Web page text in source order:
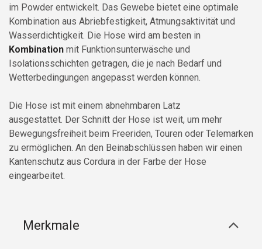
im Powder entwickelt. Das Gewebe bietet eine optimale
Kombination aus Abriebfestigkeit, Atmungsaktivität und
Wasserdichtigkeit. Die Hose wird am besten in
Kombination mit Funktionsunterwäsche und
Isolationsschichten getragen, die je nach Bedarf und
Wetterbedingungen angepasst werden können.
Die Hose ist mit einem abnehmbaren Latz
ausgestattet. Der Schnitt der Hose ist weit, um mehr
Bewegungsfreiheit beim Freeriden, Touren oder Telemarken
zu ermöglichen. An den Beinabschlüssen haben wir einen
Kantenschutz aus Cordura in der Farbe der Hose
eingearbeitet.
Merkmale